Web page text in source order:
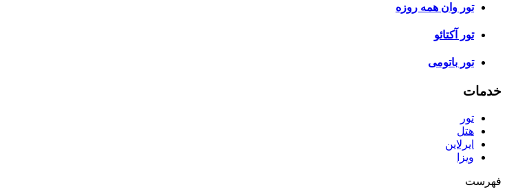
تور وان همه روزه
تور آکتائو
تور باتومی
خدمات
تور
هتل
ایرلاین
ویزا
فهرست